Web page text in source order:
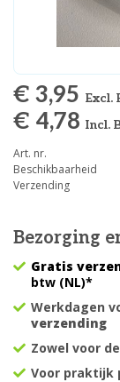
€ 3,95 Excl.
€ 4,78 Incl.
Art. nr.
Beschikbaarheid
Verzending
Bezorging
Gratis
btw (NL)*
Werkdagen
verzending
Zowel voor de
Voor praktijk